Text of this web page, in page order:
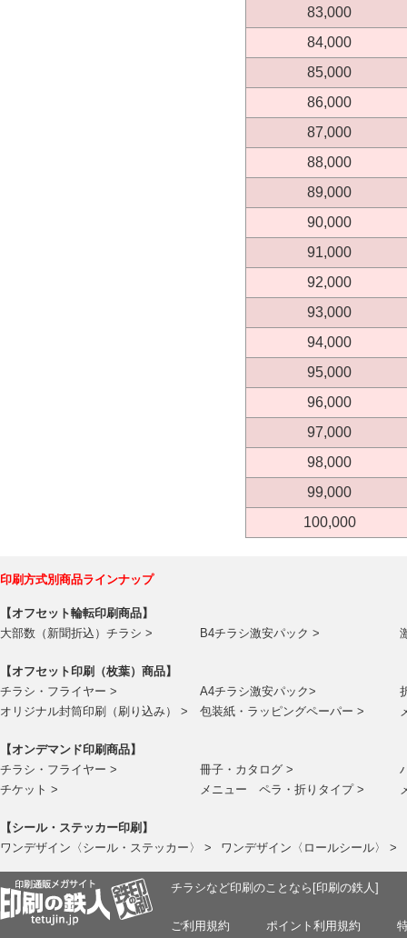
83,000
84,000
85,000
86,000
87,000
88,000
89,000
90,000
91,000
92,000
93,000
94,000
95,000
96,000
97,000
98,000
99,000
100,000
印刷方式別商品ラインナップ
【オフセット輪転印刷商品】
大部数（新聞折込）チラシ >
B4チラシ激安パック >
【オフセット印刷（枚葉）商品】
チラシ・フライヤー >
A4チラシ激安パック>
オリジナル封筒印刷（刷り込み） >
包装紙・ラッピングペーパー >
【オンデマンド印刷商品】
チラシ・フライヤー >
冊子・カタログ >
チケット >
メニュー ペラ・折りタイプ >
【シール・ステッカー印刷】
ワンデザイン〈シール・ステッカー〉 >
ワンデザイン〈ロールシール〉 >
チラシなど印刷のことなら[印刷の鉄人]
ご利用規約 ポイント利用規約